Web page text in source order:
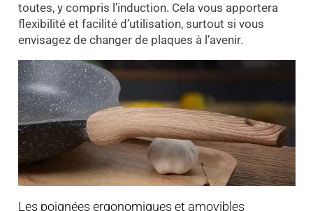
toutes, y compris l’induction. Cela vous apportera
flexibilité et facilité d’utilisation, surtout si vous
envisagez de changer de plaques à l’avenir.
Les poignées ergonomiques et amovibles